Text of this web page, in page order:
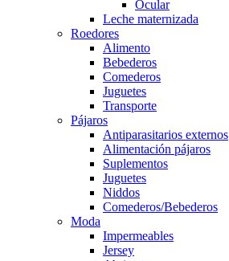
Ocular
Leche maternizada
Roedores
Alimento
Bebederos
Comederos
Juguetes
Transporte
Pájaros
Antiparasitarios externos
Alimentación pájaros
Suplementos
Juguetes
Niddos
Comederos/Bebederos
Moda
Impermeables
Jersey